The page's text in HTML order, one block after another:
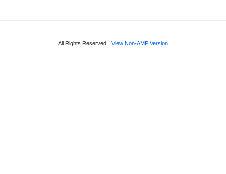
All Rights Reserved View Non-AMP Version